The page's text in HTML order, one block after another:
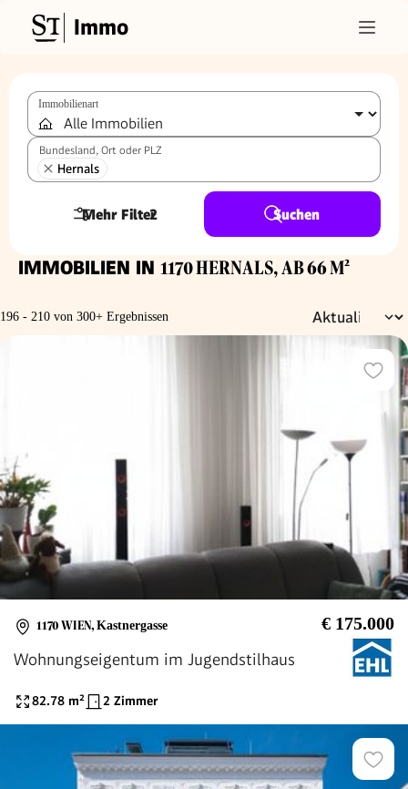
Immo
Immobilienart
Bundesland, Ort oder PLZ
Hernals
Mehr Filter
2 Suchen
IMMOBILIEN IN 1170 HERNALS, AB 66 M²
196 - 210 von 300+ Ergebnissen
1170 WIEN, Kastnergasse € 175.000
Wohnungseigentum im Jugendstilhaus
82.78 m² 2 Zimmer